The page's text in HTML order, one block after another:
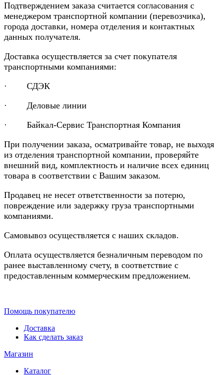
Подтверждением заказа считается согласования с
менеджером транспортной компании (перевозчика),
города доставки, номера отделения и контактных
данных получателя.
Доставка осуществляется за счет покупателя
транспортными компаниями:
· СДЭК
· Деловые линии
· Байкал-Сервис Транспортная Компания
При получении заказа, осматривайте товар, не выходя
из отделения транспортной компании, проверяйте
внешний вид, комплектность и наличие всех единиц
товара в соответствии с Вашим заказом.
Продавец не несет ответственности за потерю,
повреждение или задержку груза транспортными
компаниями.
Самовывоз осуществляется с наших складов.
Оплата осуществляется безналичным переводом по
ранее выставленному счету, в соответствие с
предоставленным коммерческим предложением.
Помощь покупателю
Доставка
Как сделать заказ
Магазин
Каталог